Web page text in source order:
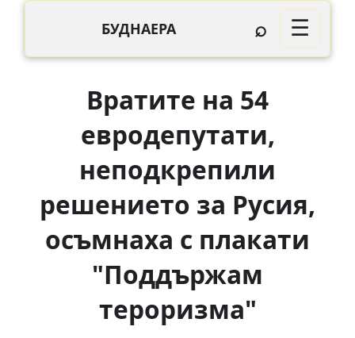
БУДНАЕРА ⌕ ☰
Вратите на 54
евродепутати,
неподкрепили
решението за Русия,
осъмнаха с плакати
"Поддържам
тероризма"